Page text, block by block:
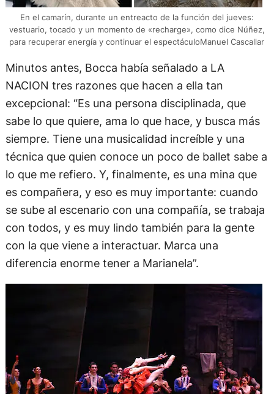
En el camarín, durante un entreacto de la función del jueves:
vestuario, tocado y un momento de «recharge», como dice Núñez,
para recuperar energía y continuar el espectáculoManuel Cascallar
Minutos antes, Bocca había señalado a LA
NACION tres razones que hacen a ella tan
excepcional: “Es una persona disciplinada, que
sabe lo que quiere, ama lo que hace, y busca más
siempre. Tiene una musicalidad increíble y una
técnica que quien conoce un poco de ballet sabe a
lo que me refiero. Y, finalmente, es una mina que
es compañera, y eso es muy importante: cuando
se sube al escenario con una compañía, se trabaja
con todos, y es muy lindo también para la gente
con la que viene a interactuar. Marca una
diferencia enorme tener a Marianela”.